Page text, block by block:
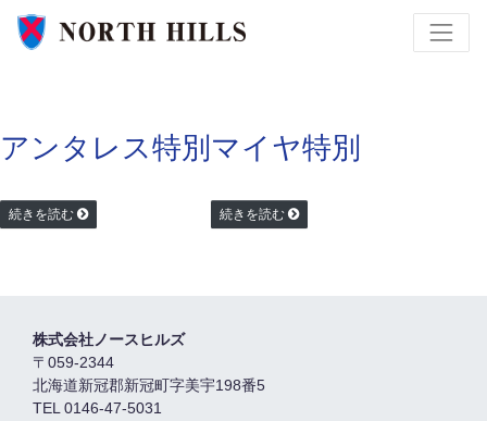
アンタレス特別
続きを読む
マイヤ特別
続きを読む
株式会社ノースヒルズ
〒059-2344
北海道新冠郡新冠町字美宇198番5
TEL 0146-47-5031